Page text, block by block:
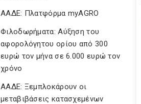
ΑΑΔΕ: Πλατφόρμα myAGRO
Φιλοδωρήματα: Αύξηση του
αφορολόγητου ορίου από 300
ευρώ τον μήνα σε 6.000 ευρώ τον
χρόνο
ΑΑΔΕ: Ξεμπλοκάρουν οι
μεταβιβάσεις κατασχεμένων